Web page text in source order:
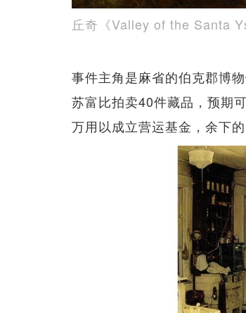
丘奇《Valley of the Santa
事件主角是麻省的伯克郡博
苏富比拍卖40件藏品，预期
万用以成立营运基金，余下